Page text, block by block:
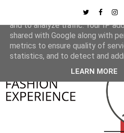
This site uses cookies from
and to analyze traffic. Your IP
shared with Google along with
metrics to ensure quality of
statistics, and to detect and
LEARN MORE